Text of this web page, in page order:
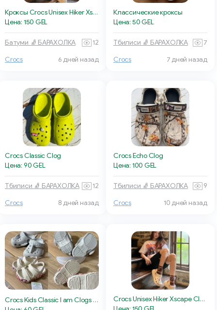
Кроксы Crocs Unisex Hiker Xscape Clog
Цена: 150 GEL
Батуми 🧦 БАРАХОЛКА 12
Crocs 6 дней назад
Классические кроксы
Цена: 50 GEL
Тбилиси 🧦 БАРАХОЛКА 7
Crocs 7 дней назад
Crocs Classic Clog
Цена: 90 GEL
Тбилиси 🧦 БАРАХОЛКА 12
Crocs 8 дней назад
Crocs Echo Clog
Цена: 100 GEL
Тбилиси 🧦 БАРАХОЛКА 9
Crocs 10 дней назад
Crocs Kids Classic I am Clogs Shark
Crocs Unisex Hiker Xscape Clog